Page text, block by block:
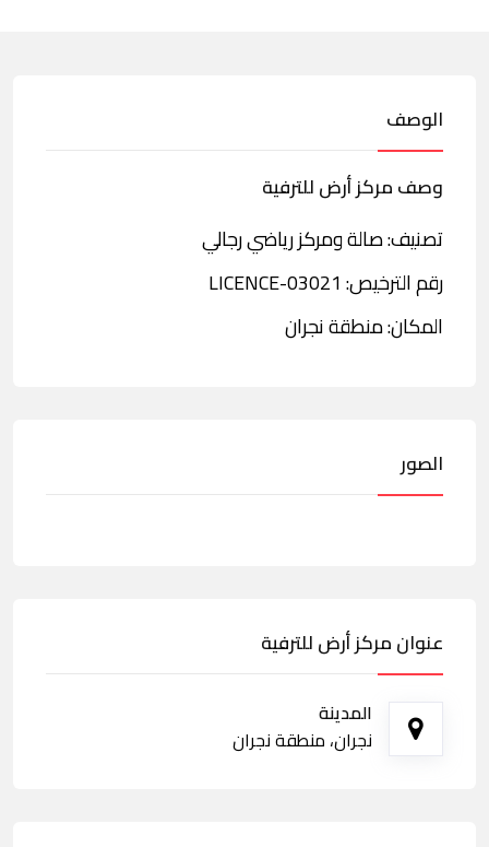
الوصف
وصف مركز أرض للترفية
تصنيف: صالة ومركز رياضي رجالي
رقم الترخيص: LICENCE-03021
المكان: منطقة نجران
الصور
عنوان مركز أرض للترفية
المدينة
نجران، منطقة نجران